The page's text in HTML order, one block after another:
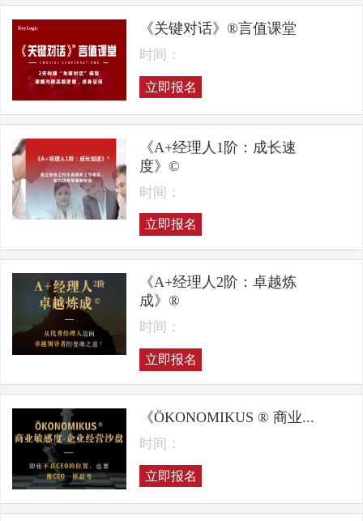
《关键对话》®言值课堂
时间：
立即报名
《A+经理人1阶：成长速
度》©
时间：
立即报名
《A+经理人2阶：卓越炼
成》®
时间：
立即报名
《ÖKONOMIKUS ® 商业...
时间：
立即报名